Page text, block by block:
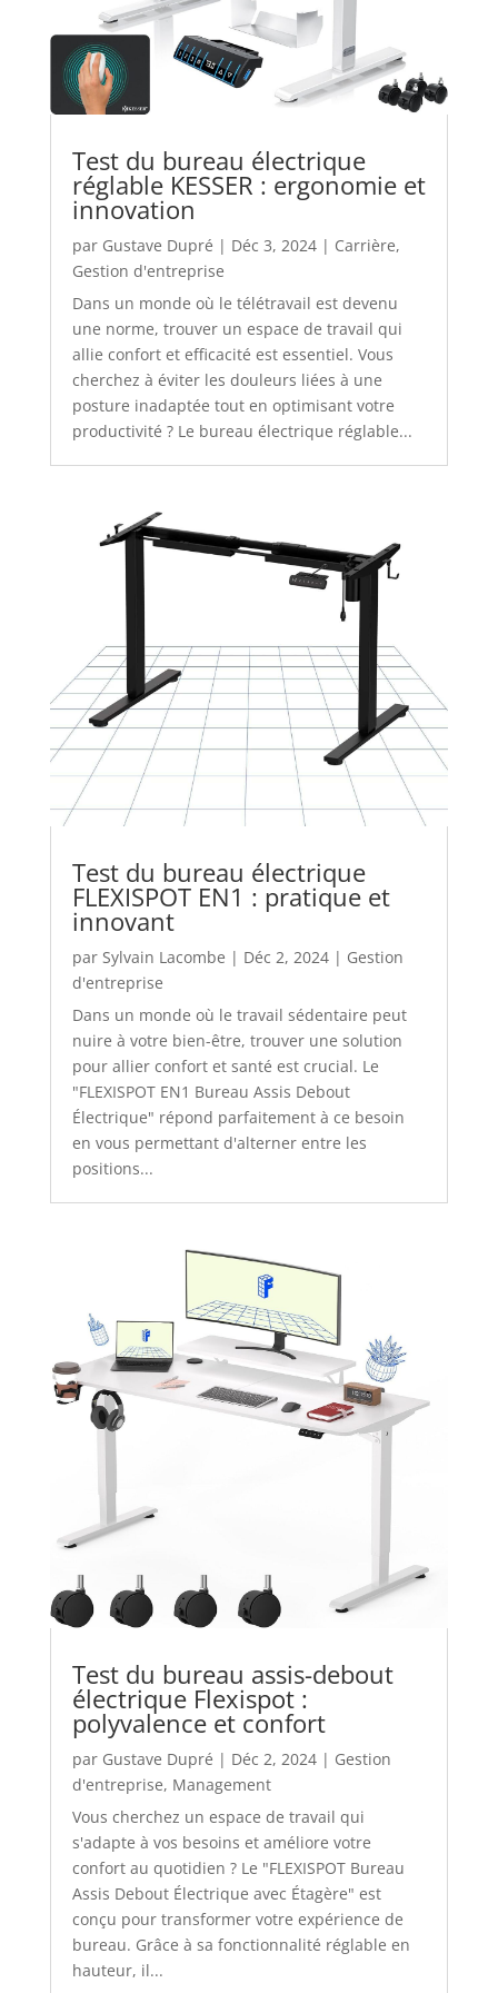
Test du bureau électrique
réglable KESSER : ergonomie et
innovation
par Gustave Dupré | Déc 3, 2024| Carrière,
Gestion d'entreprise
Dans un monde où le télétravail est devenu
une norme, trouver un espace de travail qui
allie confort et efficacité est essentiel. Vous
cherchez à éviter les douleurs liées à une
posture inadaptée tout en optimisant votre
productivité ? Le bureau électrique réglable...
Test du bureau électrique
FLEXISPOT EN1 : pratique et
innovant
par Sylvain Lacombe | Déc 2, 2024| Gestion
d'entreprise
Dans un monde où le travail sédentaire peut
nuire à votre bien-être, trouver une solution
pour allier confort et santé est crucial. Le
"FLEXISPOT EN1 Bureau Assis Debout
Électrique" répond parfaitement à ce besoin
en vous permettant d'alterner entre les
positions...
Test du bureau assis-debout
électrique Flexispot :
polyvalence et confort
par Gustave Dupré | Déc 2, 2024| Gestion
d'entreprise, Management
Vous cherchez un espace de travail qui
s'adapte à vos besoins et améliore votre
confort au quotidien ? Le "FLEXISPOT Bureau
Assis Debout Électrique avec Étagère" est
conçu pour transformer votre expérience de
bureau. Grâce à sa fonctionnalité réglable en
hauteur, il...